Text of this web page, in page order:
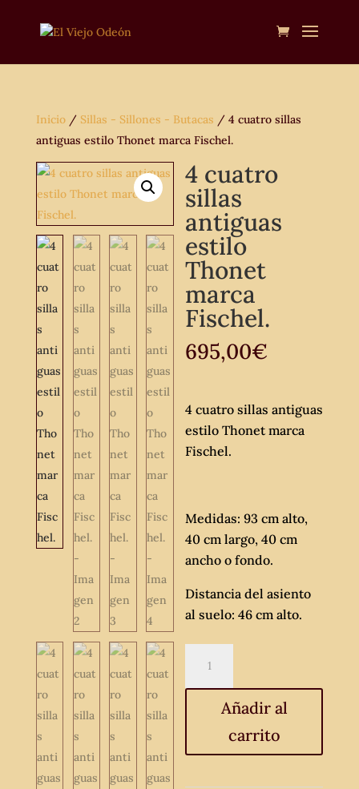
Inicio/ Sillas - Sillones - Butacas / 4 cuatro sillas
antiguas estilo Thonet marca Fischel.
4 cuatro
sillas
antiguas
estilo
Thonet
marca
Fischel.
695,00€
4 cuatro sillas antiguas
estilo Thonet marca
Fischel.
Medidas: 93 cm alto,
40 cm largo, 40 cm
ancho o fondo.
Distancia del asiento
al suelo: 46 cm alto.
cuatro
sillas
antiguas
Thonet
Añadir al
carrito